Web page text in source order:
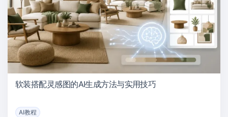
软装搭配灵感图的AI生成方法与实用技巧
AI教程